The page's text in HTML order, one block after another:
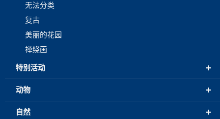
无法分类
复古
美丽的花园
禅绕画
+
特别活动
+
动物
+
自然